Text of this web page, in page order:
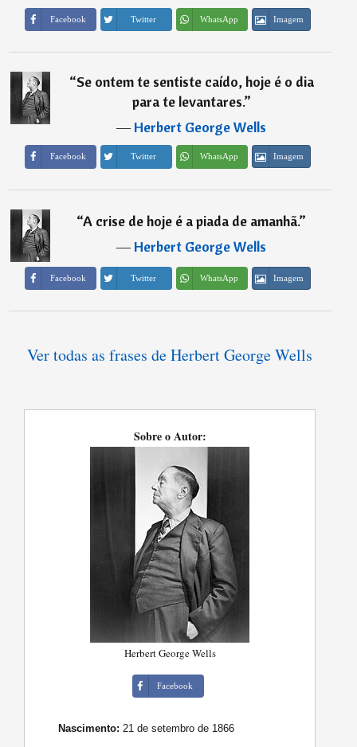
Facebook Twitter WhatsApp Imagem
“Se ontem te sentiste caído, hoje é o dia
para te levantares.”
―Herbert George Wells
Facebook Twitter WhatsApp Imagem
“A crise de hoje é a piada de amanhã.”
―Herbert George Wells
Facebook Twitter WhatsApp Imagem
Ver todas as frases de Herbert George Wells
Sobre o Autor:
Herbert George Wells
Facebook
Nascimento: 21 de setembro de 1866